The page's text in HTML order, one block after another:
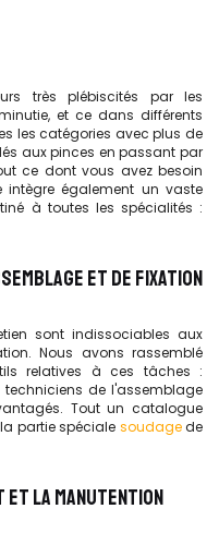
très plébiscités par les
et ce dans différents
les catégories avec plus de
aux pinces en passant par
ce dont vous avez besoin
intègre également un vaste
à toutes les spécialités :
ET DE FIXATION
sont indissociables aux
Nous avons rassemblé
relatives à ces tâches :
techniciens de l'assemblage
Tout un catalogue
partie spéciale soudagede
LA MANUTENTION